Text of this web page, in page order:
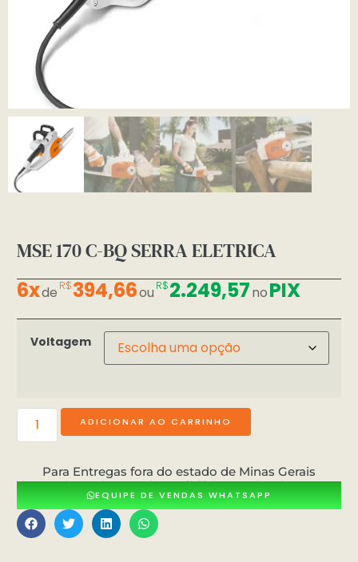
MSE 170 C-BQ SERRA ELETRICA
6xde R$394,66ou R$2.249,57noPIX
Voltagem
ADICIONAR AO CARRINHO
Para Entregas fora do estado de Minas Gerais
consultar valores e dísponibilidade pelo whatsApp
EQUIPE DE VENDAS WHATSAPP